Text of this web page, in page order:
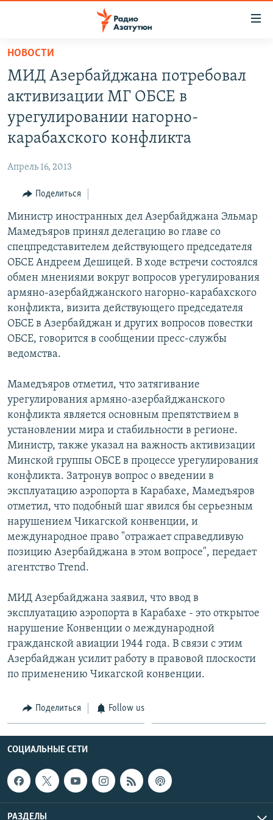
Перейти
основному
содержанию
основной
Перейти
поиску
НОВОСТИ
ОБЩЕСТВО
РЕГИОН
НАГОРНЫЙ КАРАБАХ
КУЛЬТУРА
СПОРТ
АРХИВ
Հայերեն
English
Русский
НОВОСТИ
МИД Азербайджана потребовал
активизации МГ ОБСЕ в
урегулировании нагорно-
карабахского конфликта
Апрель 16, 2013
Поделиться
Министр иностранных дел Азербайджана Эльмар
Мамедъяров принял делегацию во главе со
спецпредставителем действующего председателя
ОБСЕ Андреем Дешицей. В ходе встречи состоялся
обмен мнениями вокруг вопросов урегулирования
армяно-азербайджанского нагорно-карабахского
конфликта, визита действующего председателя
ОБСЕ в Азербайджан и других вопросов повестки
ОБСЕ, говорится в сообщении пресс-службы
ведомства.
Мамедъяров отметил, что затягивание
урегулирования армяно-азербайджанского
конфликта является основным препятствием в
установлении мира и стабильности в регионе.
Министр, также указал на важность активизации
Минской группы ОБСЕ в процессе урегулирования
конфликта. Затронув вопрос о введении в
эксплуатацию аэропорта в Карабахе, Мамедъяров
отметил, что подобный шаг явился бы серьезным
нарушением Чикагской конвенции, и
международное право "отражает справедливую
позицию Азербайджана в этом вопросе", передает
агентство Trend.
МИД Азербайджана заявил, что ввод в
эксплуатацию аэропорта в Карабахе - это открытое
нарушение Конвенции о международной
гражданской авиации 1944 года. В связи с этим
Азербайджан усилит работу в правовой плоскости
по применению Чикагской конвенции.
Поделиться Follow us
СОЦИАЛЬНЫЕ СЕТИ
РАЗДЕЛЫ